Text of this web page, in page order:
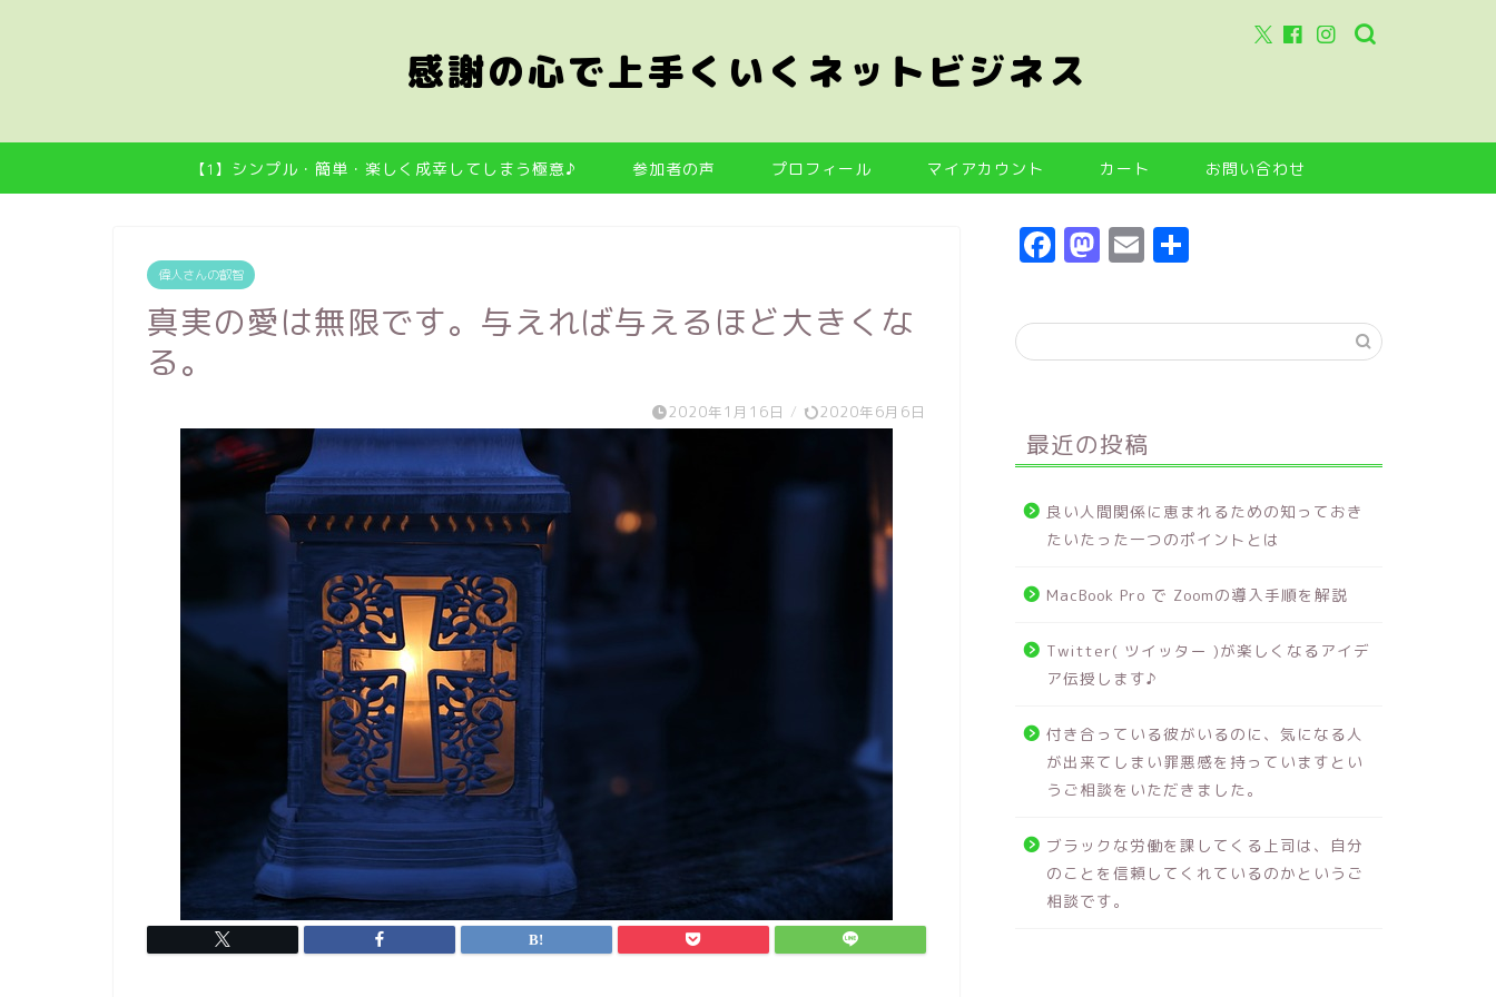
感謝の心で上手くいくネットビジネス
【1】シンプル・簡単・楽しく成幸してしまう極意♪ 参加者の声 プロフィール マイアカウント カート お問い合わせ
偉人さんの叡智
真実の愛は無限です。与えれば与えるほど大きくな
る。
2020年1月16日 / 2020年6月6日
F
c
e
o
o
k
M
s
t
d
o
n
E
ai
l
共
最近の投稿
良い人間関係に恵まれるための知っておき
たいたった一つのポイントとは
MacBook Pro で Zoomの導入手順を解説
Twitter( ツイッター )が楽しくなるアイデ
ア伝授します♪
付き合っている彼がいるのに、気になる人
が出来てしまい罪悪感を持っていますとい
うご相談をいただきました。
ブラックな労働を課してくる上司は、自分
のことを信頼してくれているのかというご
相談です。